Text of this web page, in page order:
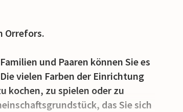
Orrefors.
und Paaren können Sie es
vielen Farben der Einrichtung
kochen, zu spielen oder zu
das Sie sich